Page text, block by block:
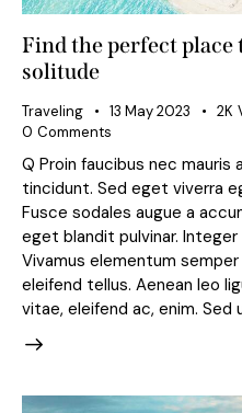
Find the perfect place
solitude
Traveling 13 May 2023 2K
0 Comments
Q Proin faucibus nec mauris
tincidunt. Sed eget viverra
Fusce sodales augue a
eget blandit pulvinar.
Vivamus elementum
eleifend tellus. Aenean leo
vitae, eleifend ac, enim.